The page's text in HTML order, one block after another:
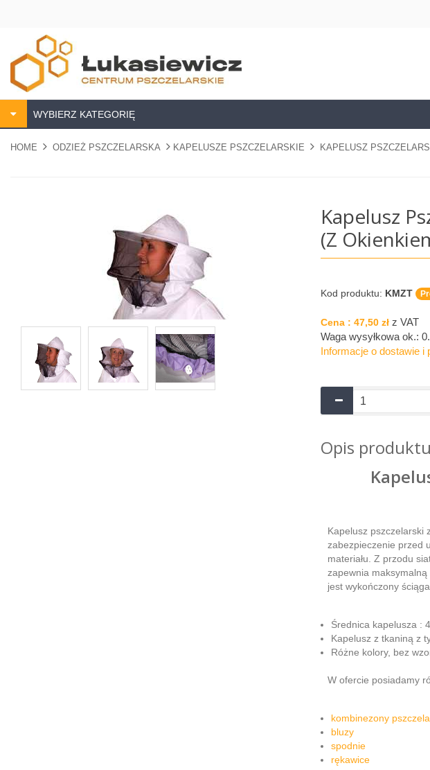
WYBIERZ KATEGORIĘ
HOME ODZIEŻ PSZCZELARSKA KAPELUSZE PSZCZELARSKIE KAPELUSZ
Kapelusz
(z
Kod produktu: KMZT
Cena : 47,50 zł z VAT
Waga wysyłkowa ok.:
Informacje o dostawie i
Opis
Kapelusz pszczelarski
zabezpieczenie przed
materiału. Z przodu
zapewnia
jest wykończony
Średnica kapelusza :
Kapelusz z tkaniną z
Różne kolory, bez
W ofercie posiadamy
kombinezony
bluzy
spodnie
rękawice